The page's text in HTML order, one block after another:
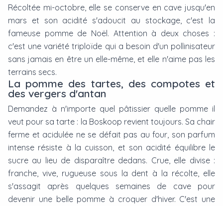
Récoltée mi-octobre, elle se conserve en cave jusqu'en
mars et son acidité s'adoucit au stockage, c'est la
fameuse pomme de Noël. Attention à deux choses :
c'est une variété triploïde qui a besoin d'un pollinisateur
sans jamais en être un elle-même, et elle n'aime pas les
terrains secs.
La pomme des tartes, des compotes et
des vergers d'antan
Demandez à n'importe quel pâtissier quelle pomme il
veut pour sa tarte : la Boskoop revient toujours. Sa chair
ferme et acidulée ne se défait pas au four, son parfum
intense résiste à la cuisson, et son acidité équilibre le
sucre au lieu de disparaître dedans. Crue, elle divise :
franche, vive, rugueuse sous la dent à la récolte, elle
s'assagit après quelques semaines de cave pour
devenir une belle pomme à croquer d'hiver. C'est une